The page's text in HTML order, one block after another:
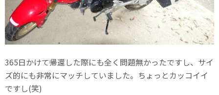
365日かけて帰還した際にも全く問題無かったですし、サイ
ズ的にも非常にマッチしていました。ちょっとカッコイイ
ですし(笑)